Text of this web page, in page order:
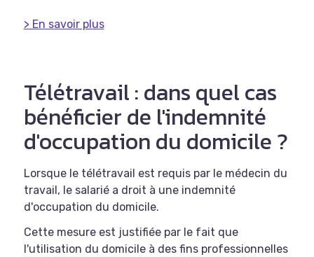
> En savoir plus
Télétravail : dans quel cas
bénéficier de l'indemnité
d'occupation du domicile ?
Lorsque le télétravail est requis par le médecin du
travail, le salarié a droit à une indemnité
d'occupation du domicile.
Cette mesure est justifiée par le fait que
l'utilisation du domicile à des fins professionnelles